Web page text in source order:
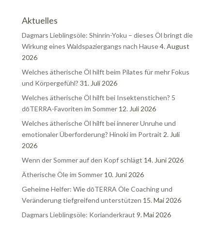
Aktuelles
Dagmars Lieblingsöle: Shinrin-Yoku – dieses Öl bringt die
Wirkung eines Waldspaziergangs nach Hause4. August
2026
Welches ätherische Öl hilft beim Pilates für mehr Fokus
und Körpergefühl? 31. Juli 2026
Welches ätherische Öl hilft bei Insektenstichen? 5
dōTERRA-Favoriten im Sommer 12. Juli 2026
Welches ätherische Öl hilft bei innerer Unruhe und
emotionaler Überforderung? Hinoki im Portrait 2. Juli
2026
Wenn der Sommer auf den Kopf schlägt 14. Juni 2026
Ätherische Öle im Sommer 10. Juni 2026
Geheime Helfer: Wie dōTERRA Öle Coaching und
Veränderung tiefgreifend unterstützen 15. Mai 2026
Dagmars Lieblingsöle: Korianderkraut 9. Mai 2026